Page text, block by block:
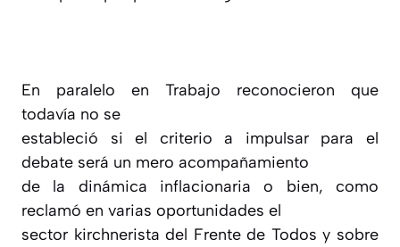
En paralelo en Trabajo reconocieron que
todavía no se
estableció si el criterio a impulsar para el
debate será un mero acompañamiento
de la dinámica inflacionaria o bien, como
reclamó en varias oportunidades el
sector kirchnerista del Frente de Todos y sobre